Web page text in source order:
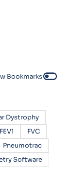
Bookmarkstoggle_off
Dystrophy
FEV1
FVC
Pneumotrac
Software